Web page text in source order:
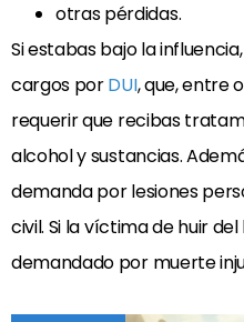
otras pérdidas.
Si estabas bajo la
cargos porDUI, que, entre
requerir que recibas
alcohol y sustancias.
demanda por lesiones
civil. Si la víctima de huir
demandado por muerte